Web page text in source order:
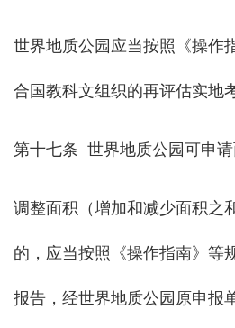
世界地质公园应当按照《操作
合国教科文组织的再评估实地
第十七条 世界地质公园可申请
调整面积（增加和减少面积之
的，应当按照《操作指南》等
报告，经世界地质公园原申报